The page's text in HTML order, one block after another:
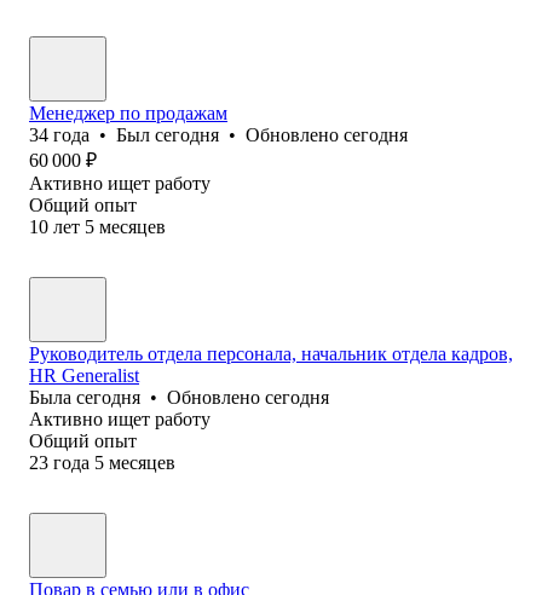
Менеджер по продажам
34 года • Был сегодня • Обновлено сегодня
60 000 ₽
Активно ищет работу
Общий опыт
10 лет 5 месяцев
Руководитель отдела персонала, начальник отдела кадров,
HR Generalist
Была сегодня • Обновлено сегодня
Активно ищет работу
Общий опыт
23 года 5 месяцев
Повар в семью или в офис